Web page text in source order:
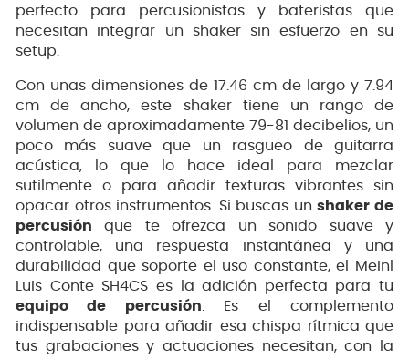
perfecto para percusionistas y bateristas que
necesitan integrar un shaker sin esfuerzo en su
setup.
Con unas dimensiones de 17.46 cm de largo y 7.94
cm de ancho, este shaker tiene un rango de
volumen de aproximadamente 79-81 decibelios, un
poco más suave que un rasgueo de guitarra
acústica, lo que lo hace ideal para mezclar
sutilmente o para añadir texturas vibrantes sin
opacar otros instrumentos. Si buscas unshaker de
percusión que te ofrezca un sonido suave y
controlable, una respuesta instantánea y una
durabilidad que soporte el uso constante, el Meinl
Luis Conte SH4CS es la adición perfecta para tu
equipo de percusión . Es el complemento
indispensable para añadir esa chispa rítmica que
tus grabaciones y actuaciones necesitan, con la